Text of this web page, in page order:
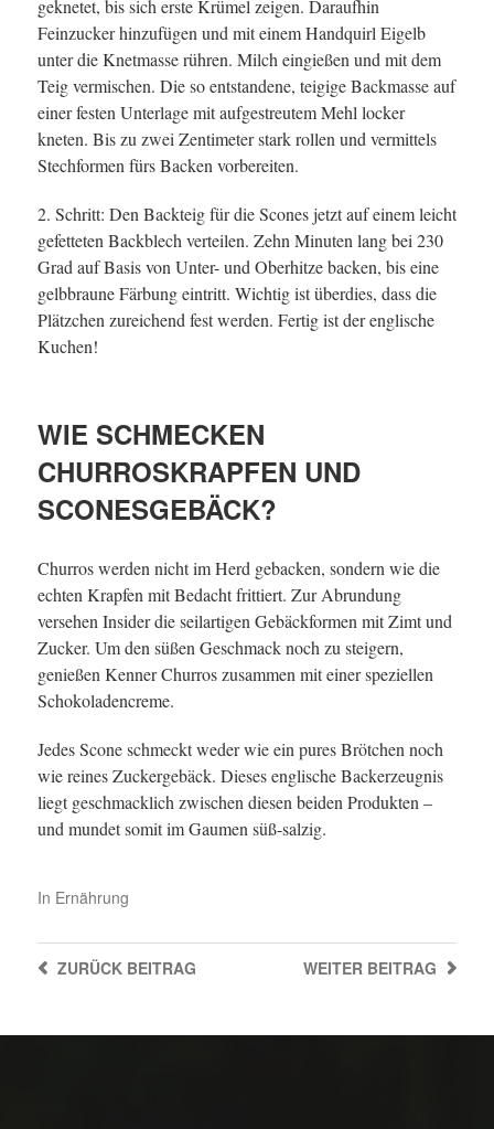
geknetet, bis sich erste Krümel zeigen. Daraufhin
Feinzucker hinzufügen und mit einem Handquirl Eigelb
unter die Knetmasse rühren. Milch eingießen und mit dem
Teig vermischen. Die so entstandene, teigige Backmasse auf
einer festen Unterlage mit aufgestreutem Mehl locker
kneten. Bis zu zwei Zentimeter stark rollen und vermittels
Stechformen fürs Backen vorbereiten.
2. Schritt: Den Backteig für die Scones jetzt auf einem leicht
gefetteten Backblech verteilen. Zehn Minuten lang bei 230
Grad auf Basis von Unter- und Oberhitze backen, bis eine
gelbbraune Färbung eintritt. Wichtig ist überdies, dass die
Plätzchen zureichend fest werden. Fertig ist der englische
Kuchen!
WIE SCHMECKEN
CHURROSKRAPFEN UND
SCONESGEBÄCK?
Churros werden nicht im Herd gebacken, sondern wie die
echten Krapfen mit Bedacht frittiert. Zur Abrundung
versehen Insider die seilartigen Gebäckformen mit Zimt und
Zucker. Um den süßen Geschmack noch zu steigern,
genießen Kenner Churros zusammen mit einer speziellen
Schokoladencreme.
Jedes Scone schmeckt weder wie ein pures Brötchen noch
wie reines Zuckergebäck. Dieses englische Backerzeugnis
liegt geschmacklich zwischen diesen beiden Produkten –
und mundet somit im Gaumen süß-salzig.
In Ernährung
WEITER BEITRAG
ZURÜCKBEITRAG